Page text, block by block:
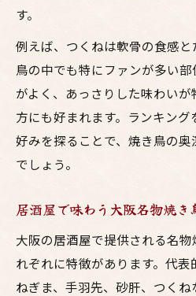
で解説
居酒屋で選ばれる焼
焼き鳥とお酒を楽し
梅田で味わいたい焼
す。
例えば、つくねは軟骨の食感
鳥の中でも特にファンが多い
がよく、あっさりした味わい
方にも好まれます。ランキン
好みを探ることで、焼き鳥の
でしょう。
居酒屋で味わう大阪名物焼き
大阪の居酒屋で提供される名
れぞれに特徴があります。代
ねぎま、手羽先、砂肝、つくね